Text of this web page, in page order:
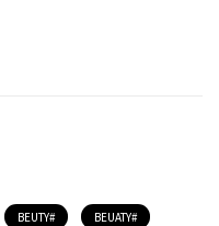
BEUATY
BEUTY